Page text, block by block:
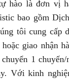
hào là đơn vị
bao gồm
tôi cung cấp
giao nhận
1
Với kinh